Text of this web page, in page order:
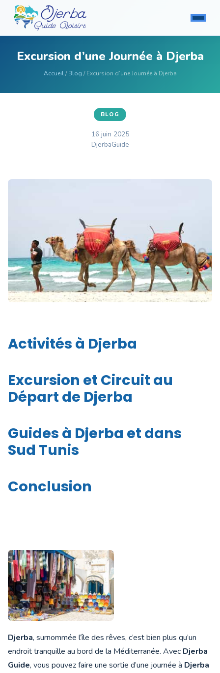
Excursion d’une Journée à Djerba
Accueil/Blog / Excursion d’une Journée à Djerba
BLOG
16 juin 2025
DjerbaGuide
Activités à Djerba
Excursion et Circuit au
Départ de Djerba
Guides à Djerba et dans
Sud Tunis
Conclusion
Djerba, surnommée l’île des rêves, c’est bien plus qu’un
endroit tranquille au bord de la Méditerranée. Avec Djerba
Guide, vous pouvez faire une sortie d’une journée à Djerba